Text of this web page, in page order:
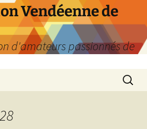
Vendéenne de
d'amateurs passionnés de